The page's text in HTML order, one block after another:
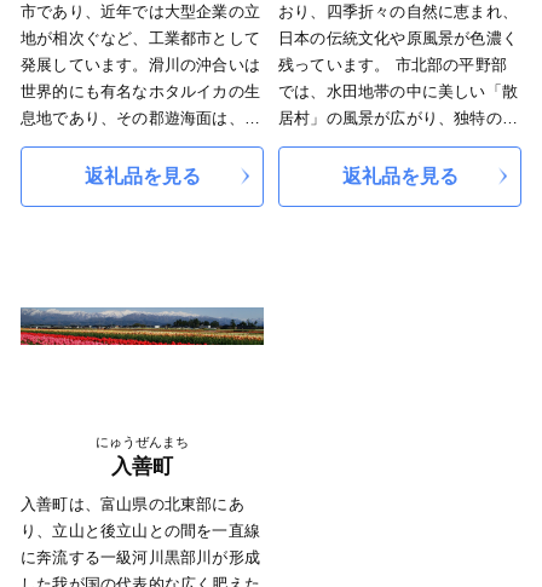
市であり、近年では大型企業の立
地が相次ぐなど、工業都市として
発展しています。滑川の沖合いは
世界的にも有名なホタルイカの生
息地であり、その郡遊海面は、特
別天然記念物に指定されていま
す。３月下旬から５月上旬にはホ
っかけになれば幸いです。
返礼品を見る
おり、四季折々の自然に恵まれ、
日本の伝統文化や原風景が色濃く
残っています。 市北部の平野部
では、水田地帯の中に美しい「散
居村」の風景が広がり、独特の集
落景観を形成しています。 市南
部の山間部には、世界遺産にも登
返礼品を見る
にゅうぜんまち
入善町
入善町は、富山県の北東部にあ
り、立山と後立山との間を一直線
に奔流する一級河川黒部川が形成